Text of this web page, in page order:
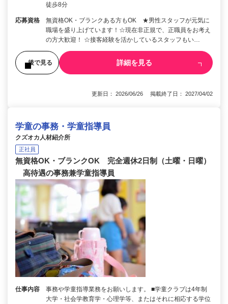
徒歩8分
応募資格
無資格OK・ブランクある方もOK ★男性スタッフが元気に
職場を盛り上げています！☆現在非正規で、正職員をお考え
の方大歓迎！ ☆接客経験を活かしているスタッフもい…
後で見る 詳細を見る
更新日： 2026/06/26 掲載終了日： 2027/04/02
学童の事務・学童指導員
クズオカ人材紹介所
正社員
無資格OK・ブランクOK 完全週休2日制（土曜・日曜）
高待遇の事務兼学童指導員
仕事内容
事務や学童指導業務をお願いします。 ■学童クラブは4年制
大学・社会学教育学・心理学等、またはそれに相応する学位